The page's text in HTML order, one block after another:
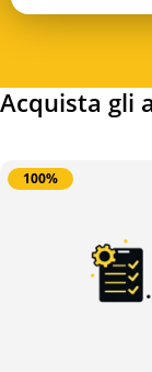
Acquista gli
100%